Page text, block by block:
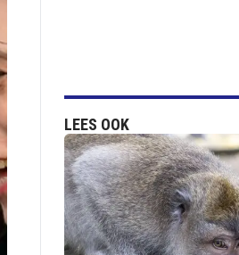
LEES OOK